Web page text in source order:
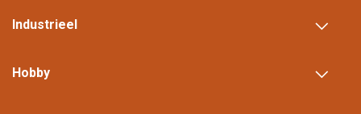
Industrieel
Hobby